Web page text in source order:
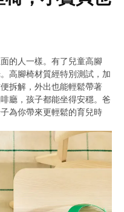
的人一樣。有了兒童高腳
高腳椅材質經特別測試，加
拆解，外出也能輕鬆帶著
廳，孩子都能坐得安穩。爸
為你帶來更輕鬆的育兒時